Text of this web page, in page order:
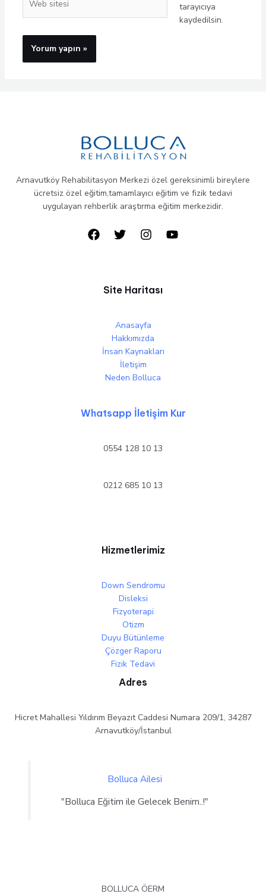
sitesi
tarayıcıya
kaydedilsin.
Arnavutköy Rehabilitasyon Merkezi özel gereksinimli bireylere
ücretsiz özel eğitim,tamamlayıcı eğitim ve fizik tedavi
uygulayan rehberlik araştırma eğitim merkezidir.
Site Haritası
Anasayfa
Hakkımızda
İnsan Kaynakları
İletişim
Neden Bolluca
Whatsapp İletişim Kur
0554 128 10 13
0212 685 10 13
Hizmetlerimiz
Down Sendromu
Disleksi
Fizyoterapi
Otizm
Duyu Bütünleme
Çözger Raporu
Fizik Tedavi
Adres
Hicret Mahallesi Yıldırım Beyazıt Caddesi Numara 209/1, 34287
Arnavutköy/İstanbul
Bolluca Ailesi
"Bolluca Eğitim ile Gelecek Benim..!"
BOLLUCA ÖERM